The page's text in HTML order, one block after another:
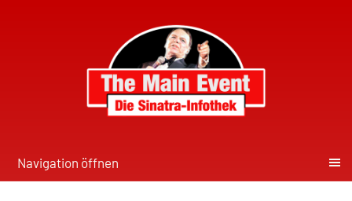
Navigation öffnen